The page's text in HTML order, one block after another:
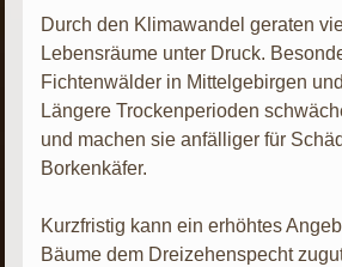
Durch den Klimawandel geraten
Lebensräume unter Druck.
Fichtenwälder in Mittelgebirgen
Längere Trockenperioden
und machen sie anfälliger für
Borkenkäfer.
Kurzfristig kann ein erhöhtes
Bäume dem Dreizehenspecht